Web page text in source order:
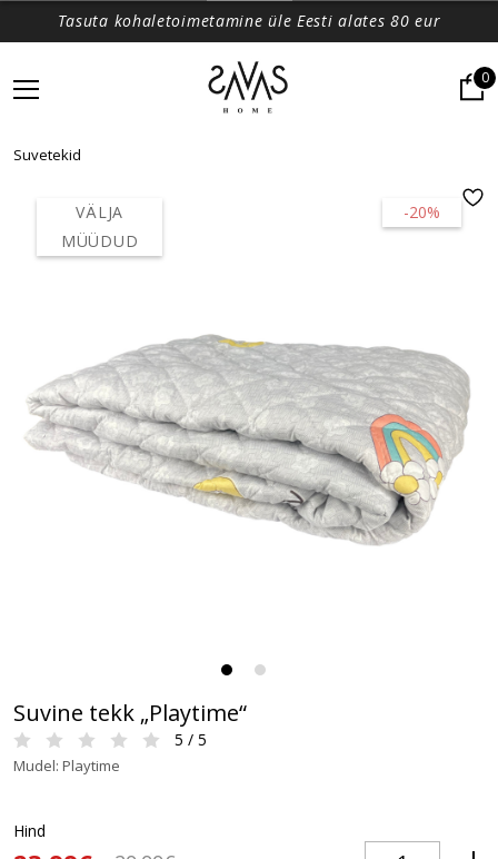
Tasuta kohaletoimetamine üle Eesti alates 80 eur
0
Suvetekid
-20%
VÄLJA
MÜÜDUD
Suvine tekk „Playtime“
5 / 5
Mudel: Playtime
Hind